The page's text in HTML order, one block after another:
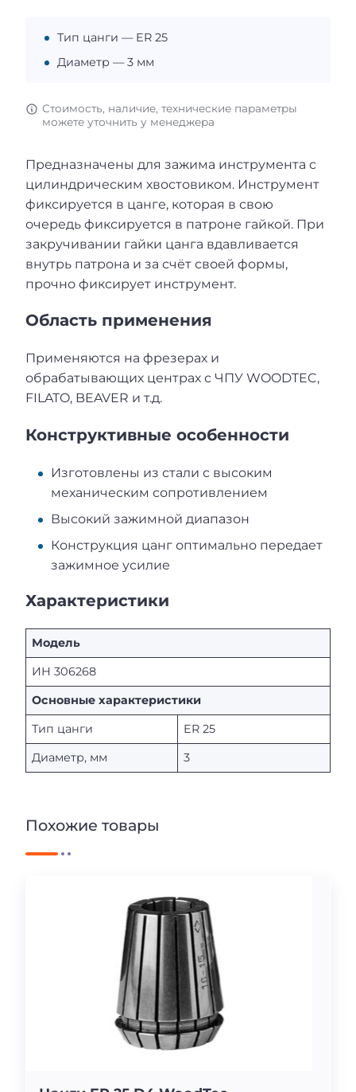
Тип цанги — ER 25
Диаметр — 3 мм
Стоимость, наличие, технические параметры
можете уточнить у менеджера
Предназначены для зажима инструмента c
цилиндрическим хвостовиком. Инструмент
фиксируется в цанге, которая в свою
очередь фиксируется в патроне гайкой. При
закручивании гайки цанга вдавливается
внутрь патрона и за счёт своей формы,
прочно фиксирует инструмент.
Область применения
Применяются на фрезерах и
обрабатывающих центрах с ЧПУ WOODTEC,
FILATO, BEAVER и т.д.
Конструктивные особенности
Изготовлены из стали с высоким
механическим сопротивлением
Высокий зажимной диапазон
Конструкция цанг оптимально передает
зажимное усилие
Характеристики
Модель
ИН 306268
Основные характеристики
Тип цанги
ER 25
Диаметр, мм
3
Похожие товары